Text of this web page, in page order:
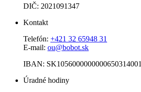
DIČ: 2021091347
Kontakt
Telefón: +421 32 65948 31
E-mail: ou@bobot.sk
IBAN: SK1056000000000650314001
Úradné hodiny